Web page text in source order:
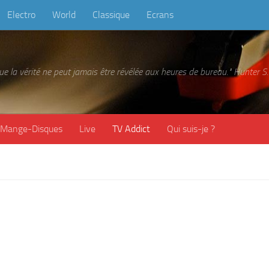
Electro World Classique Ecrans
la vérité ne peut jamais être révélée aux heures de bureau." Hunter
Mange-Disques Live TV Addict Qui suis-je ?